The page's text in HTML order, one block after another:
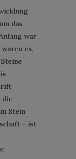
das
war
es,
die
Stein
– ist